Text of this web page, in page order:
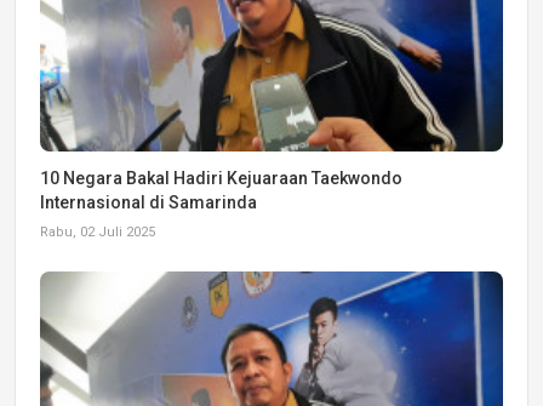
10 Negara Bakal Hadiri Kejuaraan Taekwondo
Internasional di Samarinda
Rabu, 02 Juli 2025